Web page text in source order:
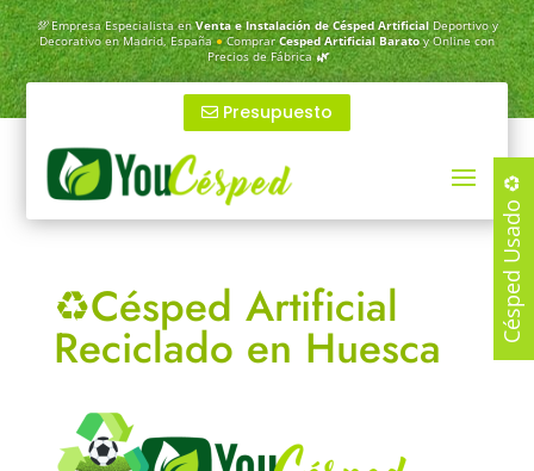
💯Empresa Especialista enVenta e Instalación de Césped ArtificialDeportivo y
Decorativo en Madrid, España●ComprarCesped Artificial Baratoy Online con
Precios de Fábrica🌿
Presupuesto
♻️Césped Artificial
Reciclado en Huesca
Césped Usado ♻️